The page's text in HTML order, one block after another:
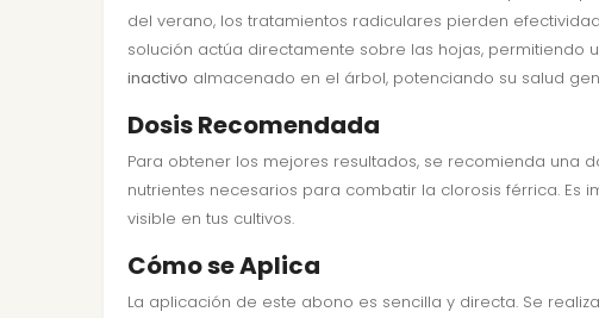
del verano, los tratamientos radiculares pierden
solución actúa directamente sobre las hojas, permitiendo
inactivo almacenado en el árbol, potenciando su salud
Dosis Recomendada
Para obtener los mejores resultados, se recomienda una
nutrientes necesarios para combatir la clorosis férrica.
visible en tus cultivos.
Cómo se Aplica
La aplicación de este abono es sencilla y directa. Se